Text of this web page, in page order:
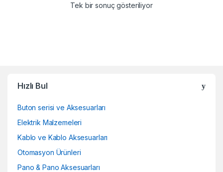
Tek bir sonuç gösteriliyor
Hızlı Bul
Buton serisi ve Aksesuarları
Elektrik Malzemeleri
Kablo ve Kablo Aksesuarları
Otomasyon Ürünleri
Pano & Pano Aksesuarları